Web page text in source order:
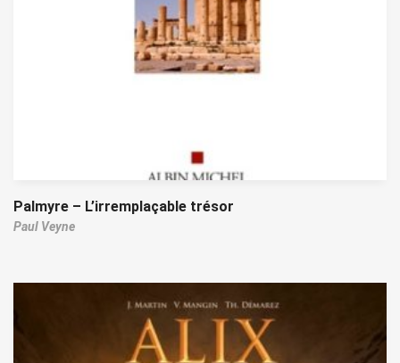
Palmyre – L’irremplaçable trésor
Paul Veyne